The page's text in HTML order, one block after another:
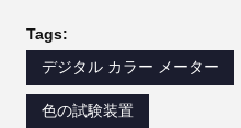
Tags:
デジタル カラー メーター
色の試験装置